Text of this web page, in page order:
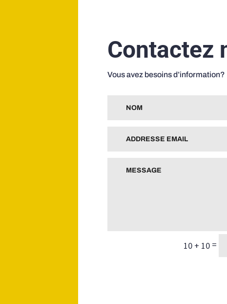
Contactez
Vous avez besoins d’information?
10 + 10=